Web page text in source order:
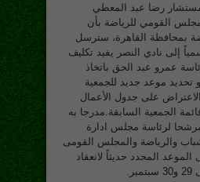
رضا عبد المعطي
القومي للرياضة بأن
بمحافظة القاهرة، سترسل
إلى نادي النصر يفيد تكليف
عمرو عبد الحق باتخاذ
تحديد موعد جديد للجمعية
على جدول الأعمال
الجمعية السابقة.مدرجا به
لرئاسة مجلس ادارة
والرياضة والمجلس القومى
المحدد حديثاً لانعقاد